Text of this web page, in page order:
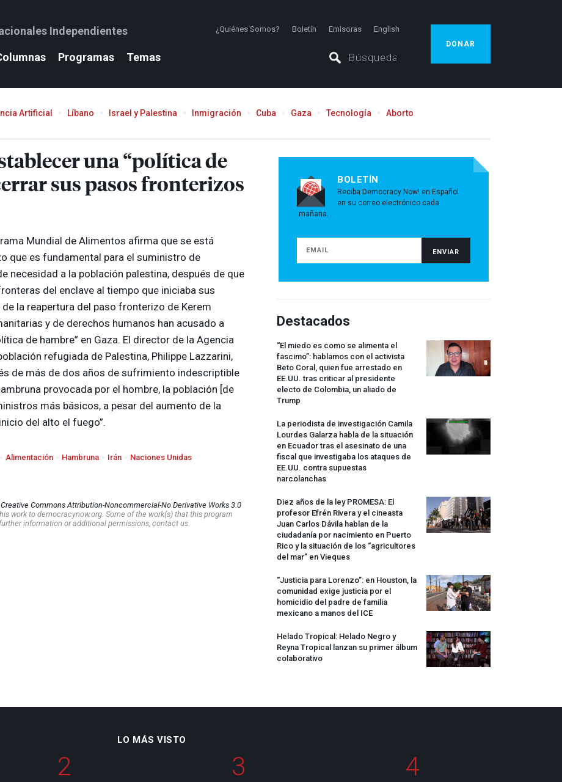
Independientes ¿Quiénes Somos? Boletín Emisoras English
Programas Temas
DONAR
Artificial Líbano Israel y Palestina Inmigración Cuba Gaza Tecnología Aborto
una “política de
sus pasos fronterizos
Mundial de Alimentos afirma que se está
que es fundamental para el suministro de
necesidad a la población palestina, después de que
del enclave al tiempo que iniciaba sus
la reapertura del paso fronterizo de Kerem
y de derechos humanos han acusado a
de hambre” en Gaza. El director de la Agencia
refugiada de Palestina, Philippe Lazzarini,
de más de dos años de sufrimiento indescriptible
provocada por el hombre, la población [de
más básicos, a pesar del aumento de la
del alto el fuego”.
Alimentación Hambruna Irán Naciones Unidas
Creative Commons Attribution-Noncommercial-No Derivative Works 3.0
work to democracynow.org. Some of the work(s) that this program
information or additional permissions, contact us.
BOLETÍN
Reciba Democracy Now! en Español
en su correo electrónico cada
mañana.
Destacados
“El miedo es como se alimenta el
fascimo”: hablamos con el activista
Beto Coral, quien fue arrestado en
EE.UU. tras criticar al presidente
electo de Colombia, un aliado de
Trump
La periodista de investigación Camila
Lourdes Galarza habla de la situación
en Ecuador tras el asesinato de una
fiscal que investigaba los ataques de
EE.UU. contra supuestas
narcolanchas
Diez años de la ley PROMESA: El
profesor Efrén Rivera y el cineasta
Juan Carlos Dávila hablan de la
ciudadanía por nacimiento en Puerto
Rico y la situación de los “agricultores
del mar” en Vieques
“Justicia para Lorenzo”: en Houston, la
comunidad exige justicia por el
homicidio del padre de familia
mexicano a manos del ICE
Helado Tropical: Helado Negro y
Reyna Tropical lanzan su primer álbum
colaborativo
LO MÁS VISTO
2 3 4